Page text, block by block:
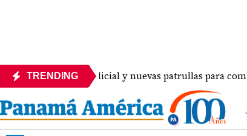
TRENDINGpolicial y nuevas patrullas para combatir